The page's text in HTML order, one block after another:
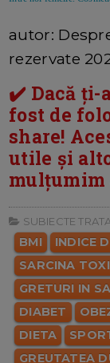
autor:
rezervate
✔️ Dacă ți-
fost de
share!
utile și
SUBIECTE
BMI
INDICE
SARCINA
GRETURI IN
DIABET
DIETA
GREUTATEA